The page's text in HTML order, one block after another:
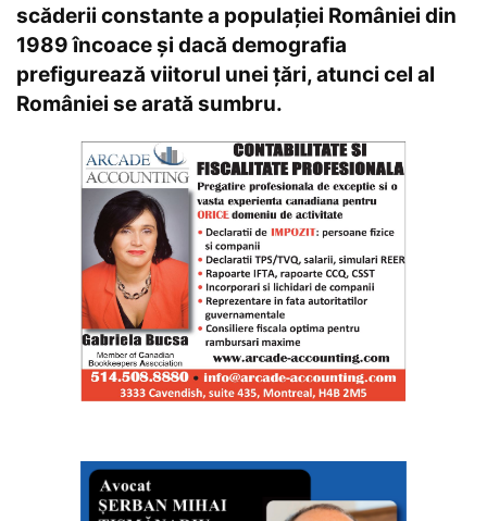
scăderii constante a populaţiei României din
1989 încoace și dacă demografia
prefigurează viitorul unei țări, atunci cel al
României se arată sumbru.